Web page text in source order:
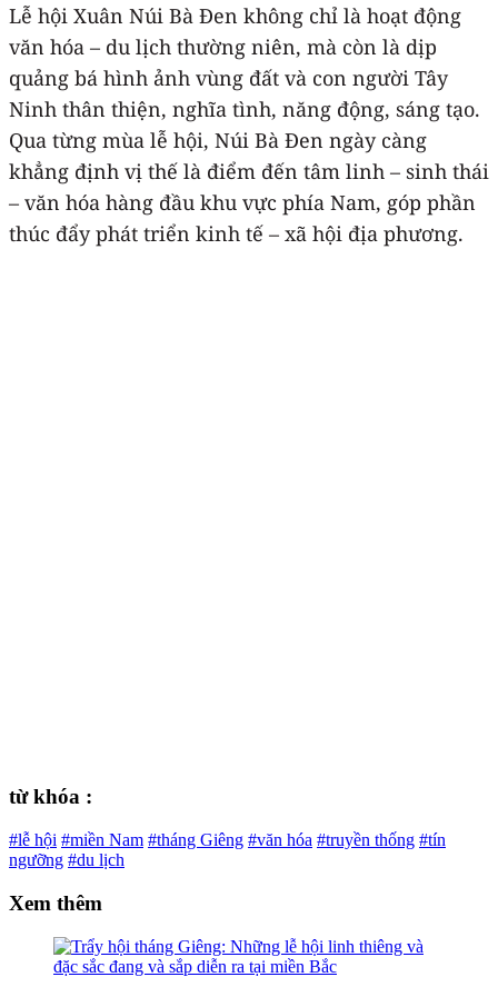
Lễ hội Xuân Núi Bà Đen không chỉ là hoạt động
văn hóa – du lịch thường niên, mà còn là dịp
quảng bá hình ảnh vùng đất và con người Tây
Ninh thân thiện, nghĩa tình, năng động, sáng tạo.
Qua từng mùa lễ hội, Núi Bà Đen ngày càng
khẳng định vị thế là điểm đến tâm linh – sinh thái
– văn hóa hàng đầu khu vực phía Nam, góp phần
thúc đẩy phát triển kinh tế – xã hội địa phương.
từ khóa :
#lễ hội #miền Nam #tháng Giêng #văn hóa #truyền thống #tín
ngưỡng #du lịch
Xem thêm